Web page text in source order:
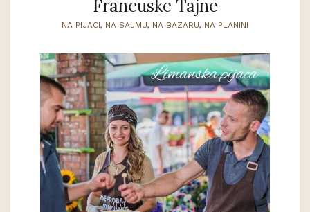
Francuske Tajne
NA PIJACI, NA SAJMU, NA BAZARU, NA PLANINI